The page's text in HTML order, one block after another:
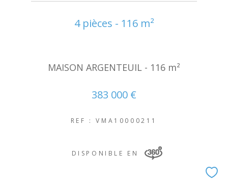
4 pièces - 116 m²
MAISON ARGENTEUIL - 116 m²
383 000 €
REF : VMA10000211
DISPONIBLE EN